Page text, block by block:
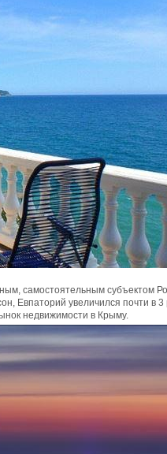
самостоятельным субъектом
Евпаторий увеличился почти в
недвижимости в Крыму.